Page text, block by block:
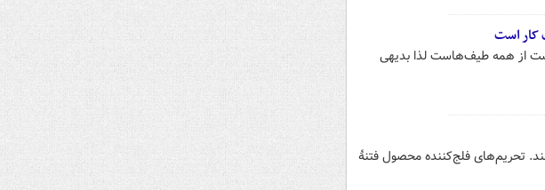
کار است
از همه طیف‌هاست لذا بدیهی
تحریم‌های فلج‌کننده محصول فتنۀ